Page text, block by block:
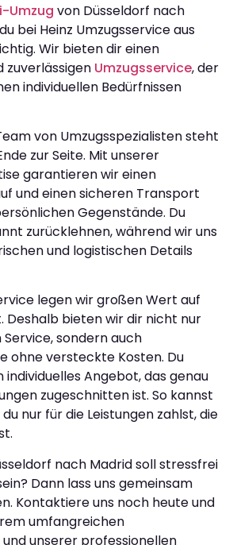
Umzug von Düsseldorf nach
bei Heinz Umzugsservice aus
Wir bieten dir einen
zuverlässigen Umzugsservice, der
individuellen Bedürfnissen
von Umzugsspezialisten steht
zur Seite. Mit unserer
garantieren wir einen
und einen sicheren Transport
Gegenstände. Du
zurücklehnen, während wir uns
und logistischen Details
legen wir großen Wert auf
Deshalb bieten wir dir nicht nur
sondern auch
ohne versteckte Kosten. Du
Angebot, das genau
zugeschnitten ist. So kannst
nur für die Leistungen zahlst, die
nach Madrid soll stressfrei
Dann lass uns gemeinsam
Kontaktiere uns noch heute und
umfangreichen
unserer professionellen